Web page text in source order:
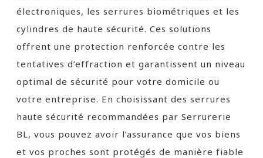
électroniques, les serrures biométriques et les
cylindres de haute sécurité. Ces solutions
offrent une protection renforcée contre les
tentatives d’effraction et garantissent un niveau
optimal de sécurité pour votre domicile ou
votre entreprise. En choisissant des serrures
haute sécurité recommandées par Serrurerie
BL, vous pouvez avoir l’assurance que vos biens
et vos proches sont protégés de manière fiable